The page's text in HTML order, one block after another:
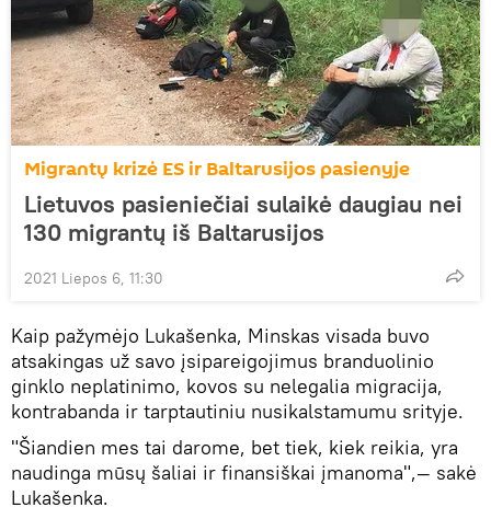
Migrantų krizė ES ir Baltarusijos pasienyje
Lietuvos pasieniečiai sulaikė daugiau nei
130 migrantų iš Baltarusijos
2021 Liepos 6, 11:30
Kaip pažymėjo Lukašenka, Minskas visada buvo
atsakingas už savo įsipareigojimus branduolinio
ginklo neplatinimo, kovos su nelegalia migracija,
kontrabanda ir tarptautiniu nusikalstamumu srityje.
"Šiandien mes tai darome, bet tiek, kiek reikia, yra
naudinga mūsų šaliai ir finansiškai įmanoma",— sakė
Lukašenka.